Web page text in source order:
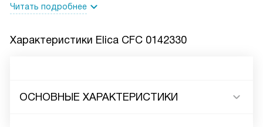
Читать подробнее
Характеристики Elica CFC 0142330
ОСНОВНЫЕ ХАРАКТЕРИСТИКИ